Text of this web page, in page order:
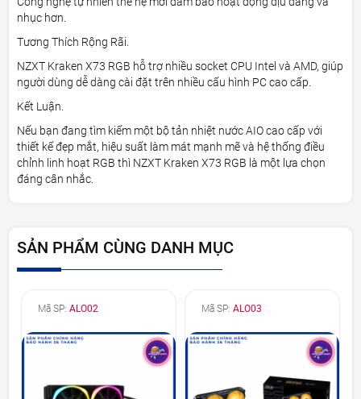
nhục hơn.
Tương Thích Rộng Rãi.
NZXT Kraken X73 RGB hỗ trợ nhiều socket CPU Intel và AMD, giúp
người dùng dễ dàng cài đặt trên nhiều cấu hình PC cao cấp.
Kết Luận.
Nếu bạn đang tìm kiếm một bộ tản nhiệt nước AIO cao cấp với
thiết kế đẹp mắt, hiệu suất làm mát mạnh mẽ và hệ thống điều
chỉnh linh hoạt RGB thì NZXT Kraken X73 RGB là một lựa chọn
đáng cân nhắc.
SẢN PHẨM CÙNG DANH MỤC
Mã SP: ALO02 Mã SP: ALO03